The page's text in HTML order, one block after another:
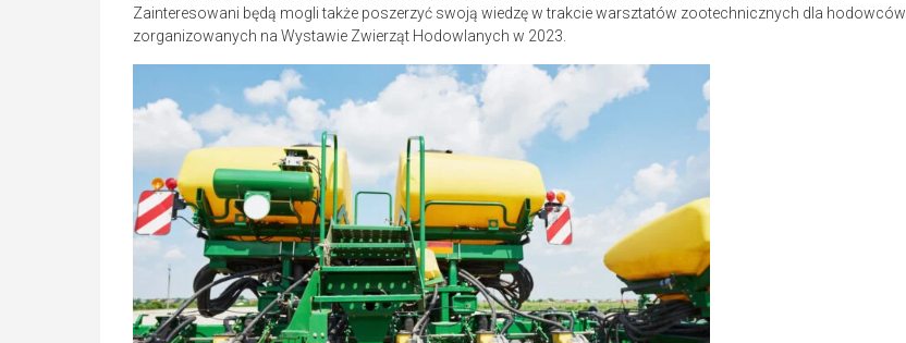
Zainteresowani będą mogli także poszerzyć swoją wiedzę w trakcie warsztatów zootechnicznych dla hodowców
zorganizowanych na Wystawie Zwierząt Hodowlanych w 2023.